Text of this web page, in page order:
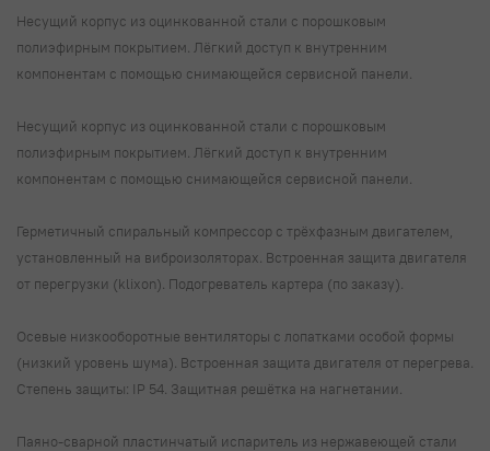
Несущий корпус из оцинкованной стали с порошковым
полиэфирным покрытием. Лёгкий доступ к внутренним
компонентам с помощью снимающейся сервисной панели.
Несущий корпус из оцинкованной стали с порошковым
полиэфирным покрытием. Лёгкий доступ к внутренним
компонентам с помощью снимающейся сервисной панели.
Герметичный спиральный компрессор с трёхфазным двигателем,
установленный на виброизоляторах. Встроенная защита двигателя
от перегрузки (klixon). Подогреватель картера (по заказу).
Осевые низкооборотные вентиляторы с лопатками особой формы
(низкий уровень шума). Встроенная защита двигателя от перегрева.
Степень защиты: IP 54. Защитная решётка на нагнетании.
Паяно-сварной пластинчатый испаритель из нержавеющей стали